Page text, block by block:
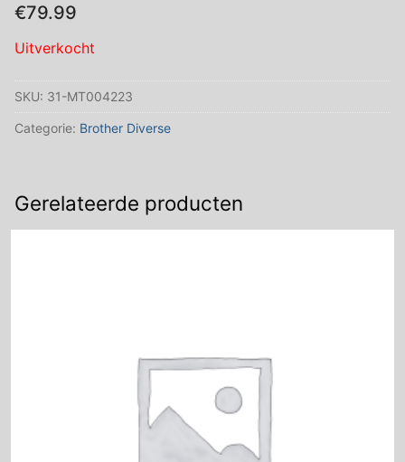
€79.99
Uitverkocht
SKU: 31-MT004223
Categorie: Brother Diverse
Gerelateerde producten